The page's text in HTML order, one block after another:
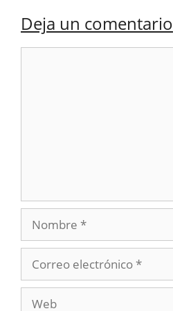
Deja un comentario
Nombre
electrónico